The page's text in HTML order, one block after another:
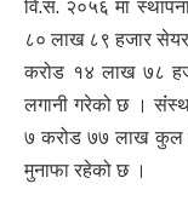
वि.स. २०५६ मा
८० लाख ८९ हजार
करोड १४ लाख ७८
लगानी गरेको छ ।
७ करोड ७७ लाख कुल
मुनाफा रहेको छ ।